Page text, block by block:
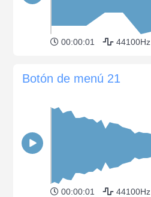
00:00:01 44100Hz
Botón de menú 21
00:00:01 44100Hz